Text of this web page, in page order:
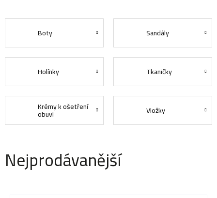
Boty Sandály
Holínky Tkaničky
Krémy k ošetření
obuvi Vložky
Nejprodávanější